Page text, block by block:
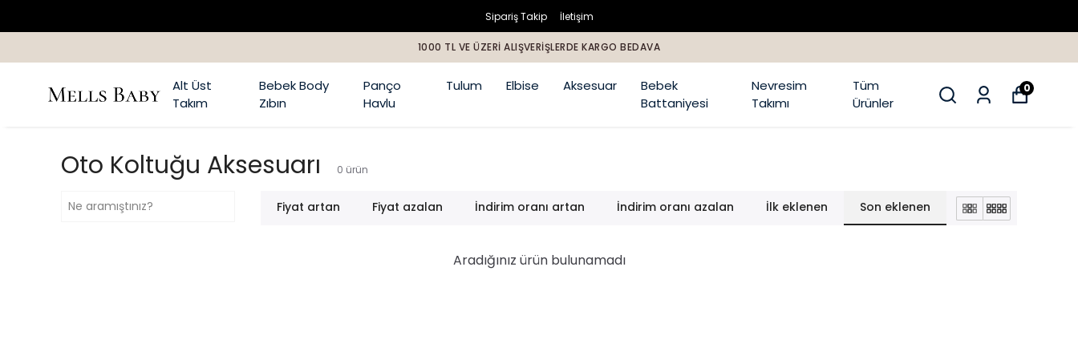
Sipariş Takip İletişim
1000 TL VE ÜZERİ ALIŞVERİŞLERDE KARGO BEDAVA
Alt Üst
Takım
Bebek Body
Zıbın
Panço
Havlu
Tulum Elbise Aksesuar
Bebek
Battaniyesi
Nevresim
Takımı
Tüm
Ürünler
0
Oto Koltuğu Aksesuarı 0 ürün
Fiyat artan Fiyat azalan İndirim oranı artan İndirim oranı azalan İlk eklenen Son eklenen
Aradığınız ürün bulunamadı